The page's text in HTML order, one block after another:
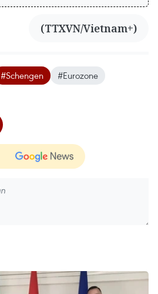
(TTXVN/Vietnam+)
#Schengen
#Eurozone